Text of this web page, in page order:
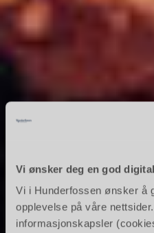
Vi ønsker deg en god
Vi i Hunderfossen ønsker å
opplevelse på våre
informasjonskapsler